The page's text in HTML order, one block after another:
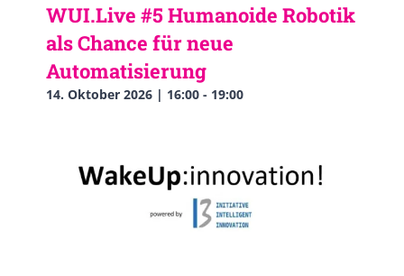
WUI.Live #5 Humanoide Robotik
als Chance für neue
Automatisierung
14. Oktober 2026 | 16:00 - 19:00